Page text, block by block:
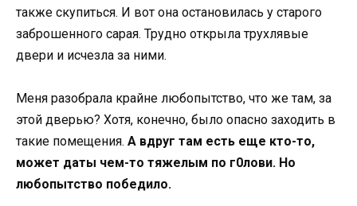
также скупиться. И вот она остановилась у старого
заброшенного сарая. Трудно открыла трухлявые
двери и исчезла за ними.
Меня разобрала крайне любопытство, что же там, за
этой дверью? Хотя, конечно, было опасно заходить в
такие помещения. А вдруг там есть еще кто-то,
может дaты чем-то тяжелым по г0лови. Но
любопытство победило.